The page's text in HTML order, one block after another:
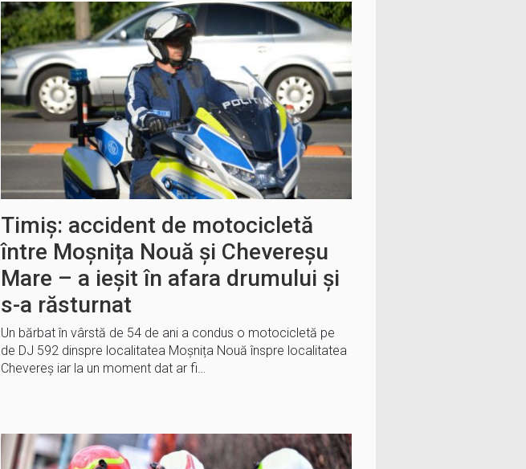
Timiș: accident de motocicletă
între Moșnița Nouă și Chevereșu
Mare – a ieșit în afara drumului și
s-a răsturnat
Un bărbat în vârstă de 54 de ani a condus o motocicletă pe
de DJ 592 dinspre localitatea Moșnița Nouă înspre localitatea
Chevereș iar la un moment dat ar fi…